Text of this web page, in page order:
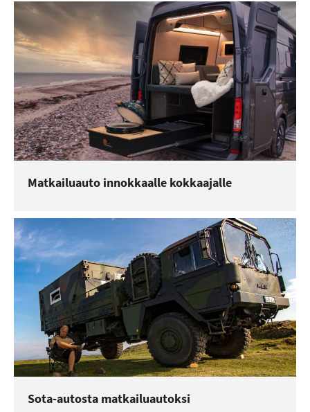
Matkailuauto innokkaalle kokkaajalle
Sota-autosta matkailuautoksi